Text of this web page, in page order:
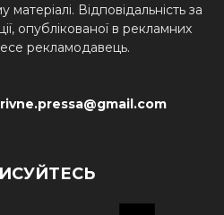
Відповідальність за
опублікованої в рекламних
рекламодавець.
rivne.pressa@gmail.com